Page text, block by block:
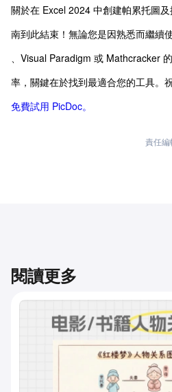
關於在 Excel 2024 中創建帕累托圖
南到此結束！無論您是因熟悉而繼續
、Visual Paradigm 或 Mathcracker
率，關鍵在於找到最適合您的工具。
免費試用 PicDoc。
責任
閱讀更多